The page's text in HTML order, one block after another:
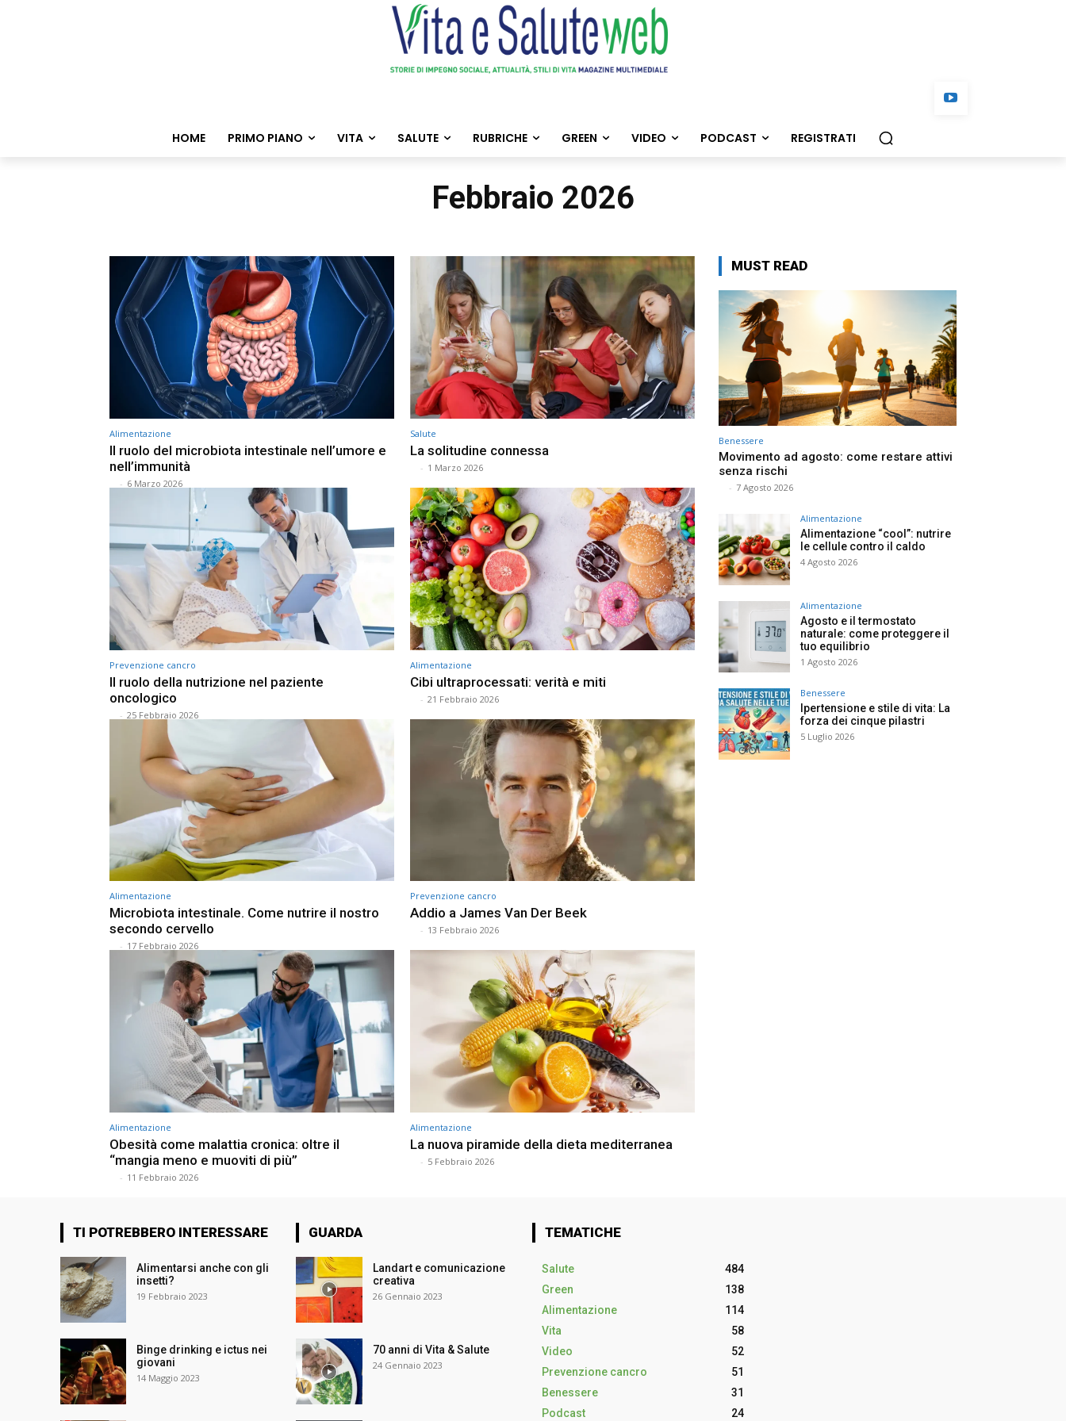
HOME PRIMO PIANO VITA SALUTE RUBRICHE GREEN VIDEO PODCAST REGISTRATI
Febbraio 2026
Alimentazione
Il ruolo del microbiota intestinale nell’umore e
nell’immunità
- 6 Marzo 2026
Salute
La solitudine connessa
- 1 Marzo 2026
Prevenzione cancro
Il ruolo della nutrizione nel paziente
oncologico
- 25 Febbraio 2026
Alimentazione
Cibi ultraprocessati: verità e miti
- 21 Febbraio 2026
Alimentazione
Microbiota intestinale. Come nutrire il nostro
secondo cervello
- 17 Febbraio 2026
Prevenzione cancro
Addio a James Van Der Beek
- 13 Febbraio 2026
Alimentazione
Obesità come malattia cronica: oltre il
“mangia meno e muoviti di più”
- 11 Febbraio 2026
Alimentazione
La nuova piramide della dieta mediterranea
- 5 Febbraio 2026
MUST READ
Benessere
Movimento ad agosto: come restare attivi
senza rischi
- 7 Agosto 2026
Alimentazione
Alimentazione “cool”: nutrire
le cellule contro il caldo
4 Agosto 2026
Alimentazione
Agosto e il termostato
naturale: come proteggere il
tuo equilibrio
1 Agosto 2026
Benessere
Ipertensione e stile di vita: La
forza dei cinque pilastri
5 Luglio 2026
TI POTREBBERO INTERESSARE
Alimentarsi anche con gli
insetti?
19 Febbraio 2023
Binge drinking e ictus nei
giovani
14 Maggio 2023
GUARDA
Landart e comunicazione
creativa
26 Gennaio 2023
70 anni di Vita & Salute
24 Gennaio 2023
TEMATICHE
Salute
484
Green
138
Alimentazione
114
Vita
58
Video
52
Prevenzione cancro
51
Benessere
31
Podcast
24